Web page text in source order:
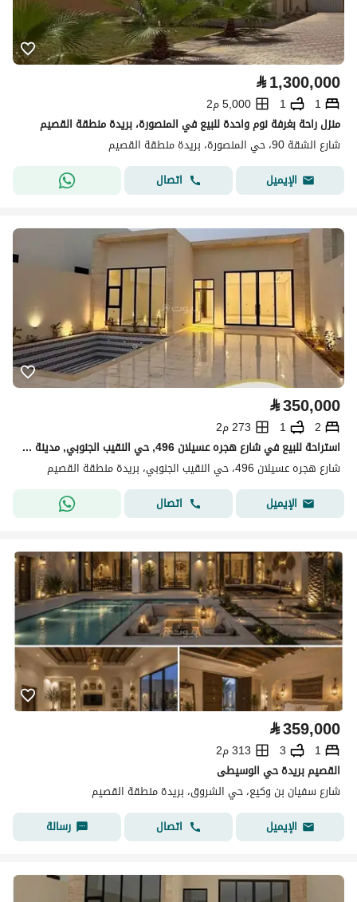
⃁1,300,000
1
1
5,000 م2
منزل راحة بغرفة نوم واحدة للبيع في المنصورة، بريدة منطقة القصيم
شارع الشقة 90، حي المنصورة، بريدة منطقة القصيم
الإيميل
اتصال
⃁350,000
2
1
273 م2
استراحة للبيع في شارع هجره عسيلان 496, حي النقيب الجنوبي, مدينة بريدة, منطقة القصيم
شارع هجره عسيلان 496، حي النقيب الجنوبي، بريدة منطقة القصيم
الإيميل
اتصال
⃁359,000
1
3
313 م2
القصيم بريدة حي الوسيطى
شارع سفيان بن وكيع، حي الشروق، بريدة منطقة القصيم
الإيميل
اتصال رسالة